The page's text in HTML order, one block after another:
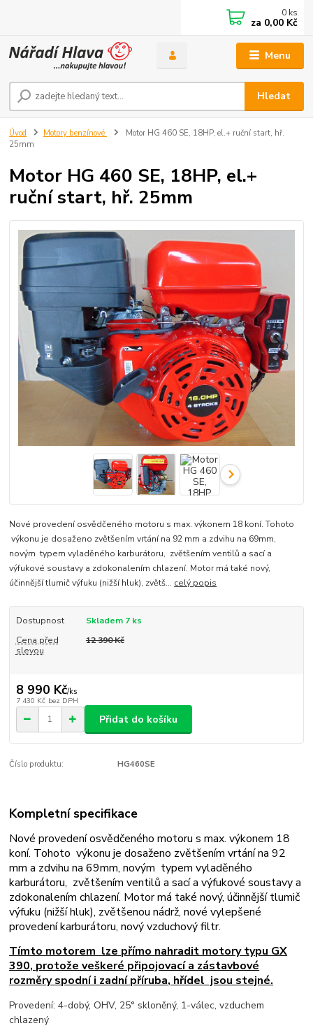
Menu
Hledat
0 ks
za 0,00 Kč
Úvod Motory benzínové
Motor HG 460 SE, 18HP, el.+ ruční start, hř.
25mm
Motor HG 460 SE, 18HP, el.+
ruční start, hř. 25mm
Nové provedení osvědčeného motoru s max. výkonem 18 koní. Tohoto
výkonu je dosaženo zvětšením vrtání na 92 mm a zdvihu na 69mm,
novým typem vyladěného karburátoru, zvětšením ventilů a sací a
výfukové soustavy a zdokonalením chlazení. Motor má také nový,
účinnější tlumič výfuku (nižší hluk), zvětš... celý popis
Dostupnost
Skladem 7 ks
Cena před
slevou
12 390 Kč
8 990 Kč/ks
7 430 Kč bez DPH
Přidat do košíku
Číslo produktu: HG460SE
Kompletní specifikace
Nové provedení osvědčeného motoru s max. výkonem 18
koní. Tohoto výkonu je dosaženo zvětšením vrtání na 92
mm a zdvihu na 69mm, novým typem vyladěného
karburátoru, zvětšením ventilů a sací a výfukové soustavy a
zdokonalením chlazení. Motor má také nový, účinnější tlumič
výfuku (nižší hluk), zvětšenou nádrž, nové vylepšené
provedení karburátoru, nový vzduchový filtr.
Tímto motorem lze přímo nahradit motory typu GX
390, protože veškeré připojovací a zástavbové
rozměry spodní i zadní příruba, hřídel jsou stejné.
Provedení: 4-dobý, OHV, 25° skloněný, 1-válec, vzduchem
chlazený